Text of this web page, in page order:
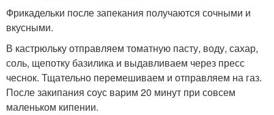
Фрикадельки после запекания получаются сочными и
вкусными.
В кастрюльку отправляем томатную пасту, воду, сахар,
соль, щепотку базилика и выдавливаем через пресс
чеснок. Тщательно перемешиваем и отправляем на газ.
После закипания соус варим 20 минут при совсем
маленьком кипении.